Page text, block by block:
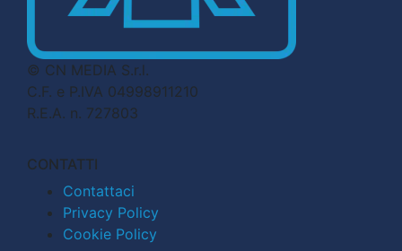
© CN MEDIA S.r.l.
C.F. e P.IVA 04998911210
R.E.A. n. 727803
CONTATTI
Contattaci
Privacy Policy
Cookie Policy